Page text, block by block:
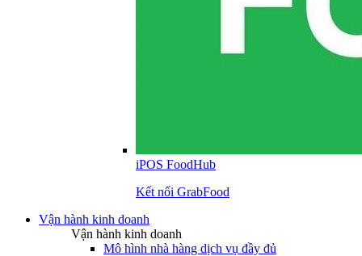
iPOS FoodHub
Kết nối GrabFood
Vận hành kinh doanh
Vận hành kinh doanh
Mô hình nhà hàng dịch vụ đầy đủ